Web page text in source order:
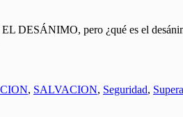
DESÁNIMO, pero ¿qué es el
, SALVACION, Seguridad,